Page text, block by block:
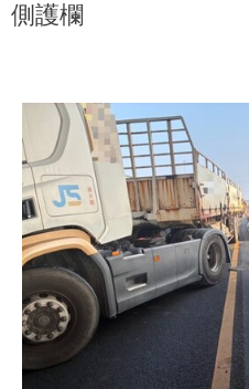
側護欄